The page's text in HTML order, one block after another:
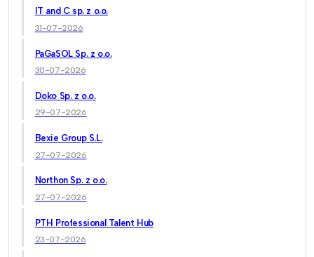
IT and C sp. z o.o.
31-07-2026
PaGaSOL Sp. z o.o.
30-07-2026
Doko Sp. z o.o.
29-07-2026
Bexie Group S.L.
27-07-2026
Northon Sp. z o.o.
27-07-2026
PTH Professional Talent Hub
23-07-2026